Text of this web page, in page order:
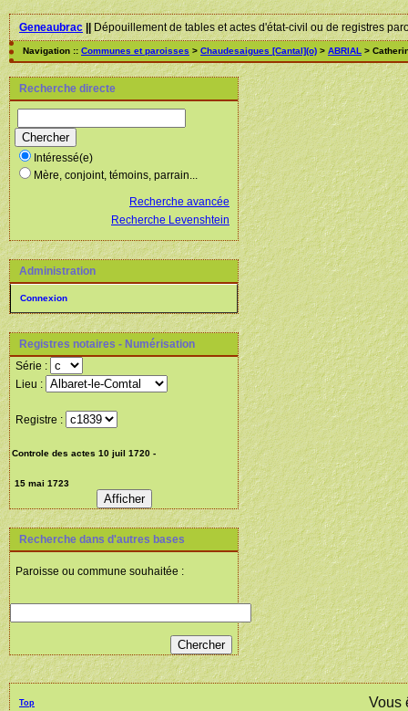
Geneaubrac||Dépouillement de tables et actes d'état-civil ou de registres
Navigation :: Communes et paroisses > Chaudesaigues [Cantal](o) > ABRIAL >
Recherche directe
Intéressé(e)
Mère, conjoint, témoins, parrain...
Recherche avancée
Recherche Levenshtein
Administration
Connexion
Registres notaires - Numérisation
Série :
Lieu :
Registre :
Recherche dans d'autres bases
Paroisse ou commune souhaitée :
Top Vous